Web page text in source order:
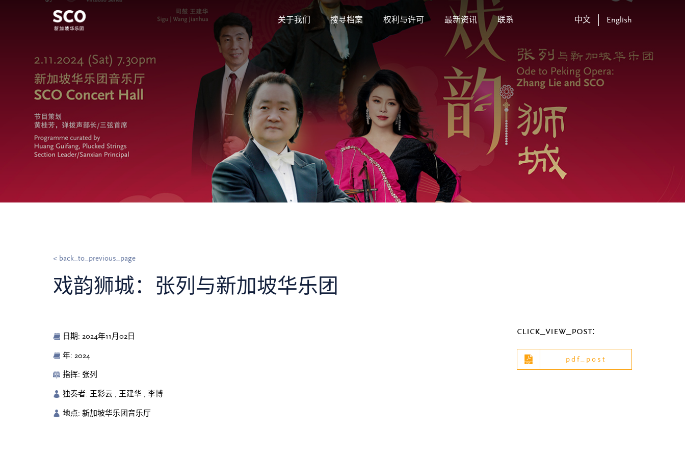
关于我们 搜寻档案 权利与许可 最新资讯 联系 中文 English
< back_to_previous_page
戏韵狮城：张列与新加坡华乐团
日期: 2024年11月02日
年: 2024
指挥: 张列
独奏者: 王彩云 , 王建华 , 李博
地点: 新加坡华乐团音乐厅
click_view_post:
pdf_post